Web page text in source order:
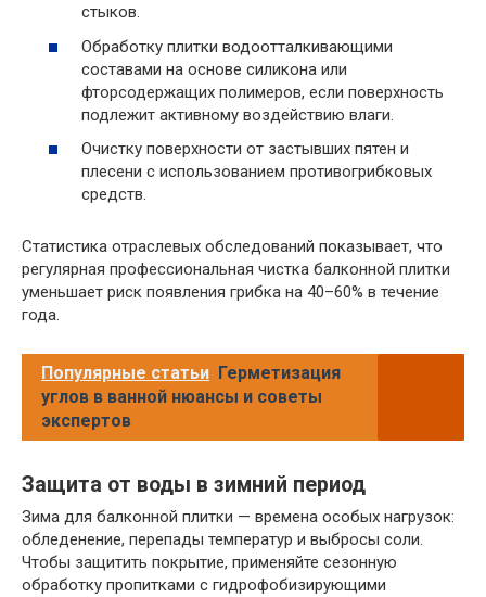
стыков.
Обработку плитки водоотталкивающими
составами на основе силикона или
фторсодержащих полимеров, если поверхность
подлежит активному воздействию влаги.
Очистку поверхности от застывших пятен и
плесени с использованием противогрибковых
средств.
Статистика отраслевых обследований показывает, что
регулярная профессиональная чистка балконной плитки
уменьшает риск появления грибка на 40–60% в течение
года.
Популярные статьи Герметизация
углов в ванной нюансы и советы
экспертов
Защита от воды в зимний период
Зима для балконной плитки — времена особых нагрузок:
обледенение, перепады температур и выбросы соли.
Чтобы защитить покрытие, применяйте сезонную
обработку пропитками с гидрофобизирующими